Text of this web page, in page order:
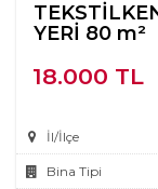
YERİ 80 m²
18.000 TL
İl/İlçe
Bina Tipi